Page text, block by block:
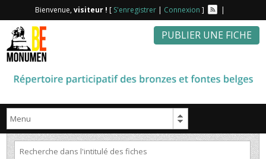
Bienvenue,visiteur ! [ S'enregistrer| Connexion ] |
PUBLIER UNE FICHE